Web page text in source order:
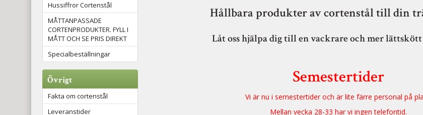
Hussiffror Cortenstål
MÅTTANPASSADE
CORTENPRODUKTER. FYLL I
MÅTT OCH SE PRIS DIREKT
Specialbeställningar
Övrigt
Fakta om cortenstål
Leveranstider
Hållbara produkter av cortenstål till din
Låt oss hjälpa dig till en vackrare och mer
Semestertider
Vi är nu i semestertider och är lite färre personal på
Mellan vecka 28-33 har vi ingen telefontid.